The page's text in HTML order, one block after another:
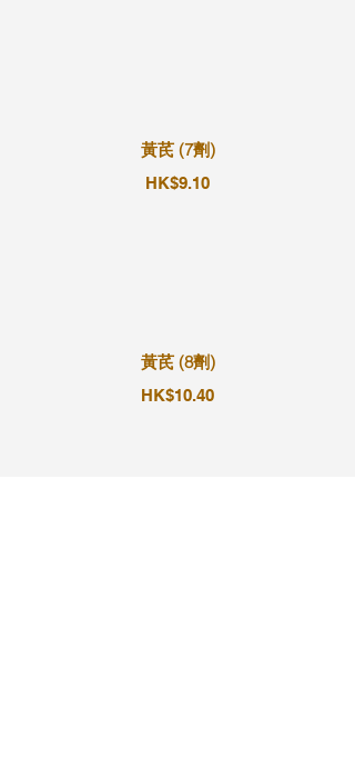
黃芪 (7劑)
HK$9.10
黃芪 (8劑)
HK$10.40